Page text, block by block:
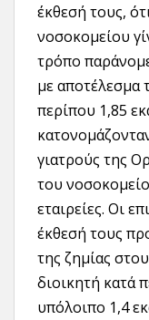
έκθεσή τους,
νοσοκομείου
τρόπο
με αποτέλεσμα
περίπου 1,85
γιατρούς της
του
εταιρείες. Οι
έκθεσή τους
της ζημίας
διοικητή κατά
υπόλοιπο 1,4